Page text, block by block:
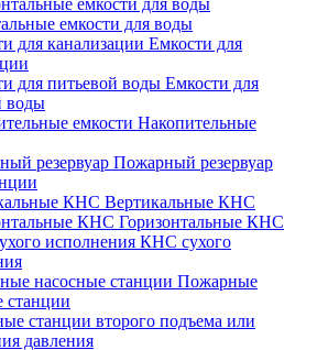
емкости для воды
Емкости для
Емкости для
воды
Накопительные
Пожарный резервуар
Вертикальные КНС
Горизонтальные КНС
КНС сухого
Пожарные
станции